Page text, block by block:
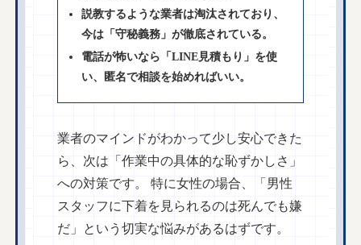
説教するような業者は淘汰されており、
今は「守秘義務」が徹底されている。
電話が怖いなら「LINE見積もり」を使
い、匿名で相談を始めればいい。
業者のマインドがわかって少し安心できた
ら、次は「作業中の具体的な恥ずかしさ」
への対策です。 特に女性の場合、「男性
スタッフに下着を見られるのは死んでも嫌
だ」という切実な悩みがあるはずです。